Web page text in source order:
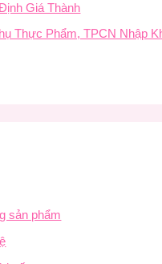
Giá Thành
Thực Phẩm, TPCN Nhập
sản phẩm